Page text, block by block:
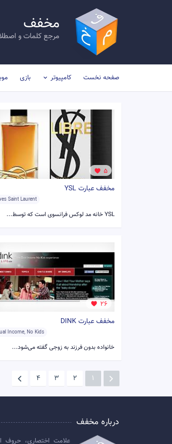
مخفف
مرجع کلمات و
صفحه نخست کامپیوتر بازی
5
مخفف عبارت YSL
Saint Laurent
YSL خانه مد لوکس فرانسوی است که توسط...
26
مخفف عبارت DINK
Income, No Kids
خانواده بدون فرزند به زوجی گفته می‌شود...
1
2
3
4
درباره مخفف
علامت اختصاری، حروف